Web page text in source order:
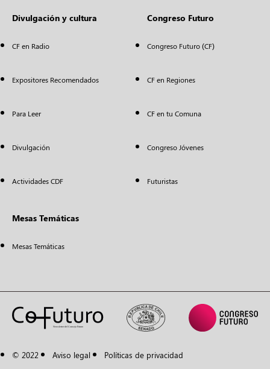
Divulgación y cultura
CF en Radio
Expositores Recomendados
Para Leer
Divulgación
Actividades CDF
Congreso Futuro
Congreso Futuro (CF)
CF en Regiones
CF en tu Comuna
Congreso Jóvenes
Futuristas
Mesas Temáticas
Mesas Temáticas
© 2022 Aviso legal Políticas de privacidad